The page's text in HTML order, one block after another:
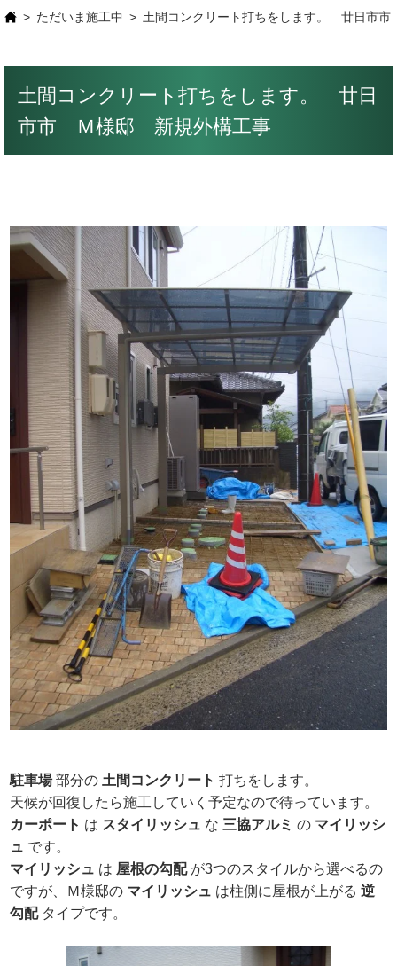
ただいま施工中 土間コンクリート打ちをします。 廿日市
土間コンクリート打ちをします。 廿日
市市 Ｍ様邸 新規外構工事
駐車場部分の 土間コンクリート打ちをします。
天候が回復したら施工していく予定なので待っています。
カーポート は スタイリッシュ な 三協アルミの マイリッシ
ュ です。
マイリッシュ は 屋根の勾配 が3つのスタイルから選べるの
ですが、Ｍ様邸の マイリッシュ は柱側に屋根が上がる 逆
勾配 タイプです。